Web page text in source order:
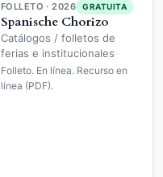
FOLLETO · 2026 GRATUITA
Spanische Chorizo
Catálogos / folletos de
ferias e institucionales
Folleto. En línea. Recurso en
línea (PDF).